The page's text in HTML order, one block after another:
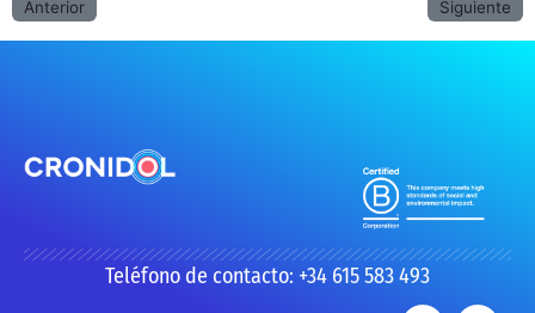
Anterior Siguiente
Teléfono de contacto: +34 615 583 493